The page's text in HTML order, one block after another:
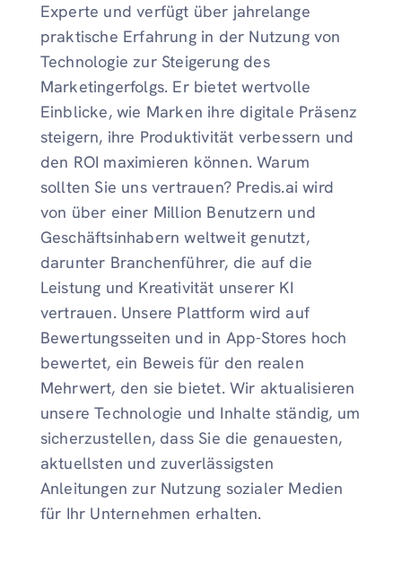
Experte und verfügt über jahrelange
praktische Erfahrung in der Nutzung von
Technologie zur Steigerung des
Marketingerfolgs. Er bietet wertvolle
Einblicke, wie Marken ihre digitale Präsenz
steigern, ihre Produktivität verbessern und
den ROI maximieren können. Warum
sollten Sie uns vertrauen? Predis.ai wird
von über einer Million Benutzern und
Geschäftsinhabern weltweit genutzt,
darunter Branchenführer, die auf die
Leistung und Kreativität unserer KI
vertrauen. Unsere Plattform wird auf
Bewertungsseiten und in App-Stores hoch
bewertet, ein Beweis für den realen
Mehrwert, den sie bietet. Wir aktualisieren
unsere Technologie und Inhalte ständig, um
sicherzustellen, dass Sie die genauesten,
aktuellsten und zuverlässigsten
Anleitungen zur Nutzung sozialer Medien
für Ihr Unternehmen erhalten.